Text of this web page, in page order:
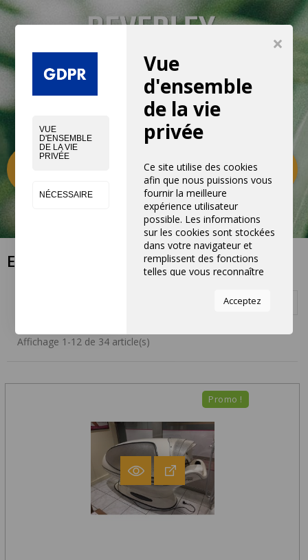
×
VUE
D'ENSEMBLE
DE LA VIE
PRIVÉE
NÉCESSAIRE
Vue
d'ensemble
de la vie
privée
Ce site utilise des cookies
afin que nous puissions vous
fournir la meilleure
expérience utilisateur
possible. Les informations
sur les cookies sont stockées
dans votre navigateur et
remplissent des fonctions
telles que vous reconnaître
notre site Web et aider notre
équipe à comprendre les
trouvez les plus
intéressantes et utiles.
paramètres de cookies en
naviguant sur les onglets sur
Acceptez
Catégories
EN PROMO
Affichage 1-12 de 34 article(s)
Promo !